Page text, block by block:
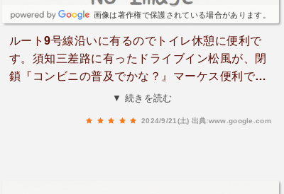
画像は著作権で保護されている場合があります。
ルート9号線沿いに有るのでトイレ休憩に便利で
す。須知三差路に有ったドライブイン松風が、閉
鎖『コンビニの普及でかな？』マーケス便利で
す。トイレもいつもおばちゃんが、綺麗にされて
▼ 続きを読む
2024/9/21(土) 出典:www.google.com